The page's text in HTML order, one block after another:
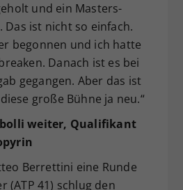
und ein Masters-
Das ist nicht so einfach.
begonnen und ich hatte
Danach ist es bei
gegangen. Aber das ist
große Bühne ja neu.“
weiter, Qualifikant
Berrettini eine Runde
(ATP 41) schlug den